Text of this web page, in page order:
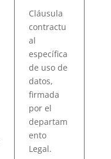
Cláusula
contractu
al
específica
de uso de
datos,
firmada
por el
departam
ento
Legal.